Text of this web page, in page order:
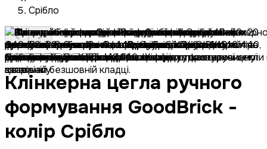
Срібло
Клінкерна цегла ручного
формування GoodBrick -
колір Срібло